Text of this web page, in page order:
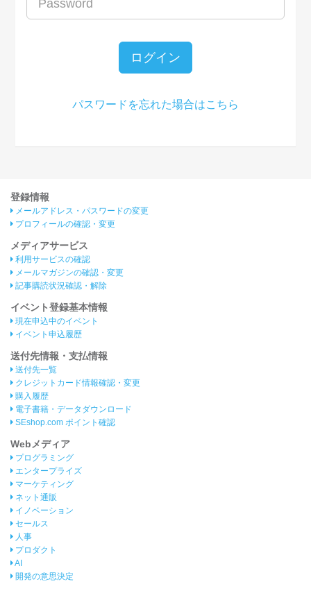
ログイン
パスワードを忘れた場合はこちら
登録情報
メールアドレス・パスワードの変更
プロフィールの確認・変更
メディアサービス
利用サービスの確認
メールマガジンの確認・変更
記事購読状況確認・解除
イベント登録基本情報
現在申込中のイベント
イベント申込履歴
送付先情報・支払情報
送付先一覧
クレジットカード情報確認・変更
購入履歴
電子書籍・データダウンロード
SEshop.com ポイント確認
Webメディア
プログラミング
エンタープライズ
マーケティング
ネット通販
イノベーション
セールス
人事
プロダクト
AI
開発の意思決定